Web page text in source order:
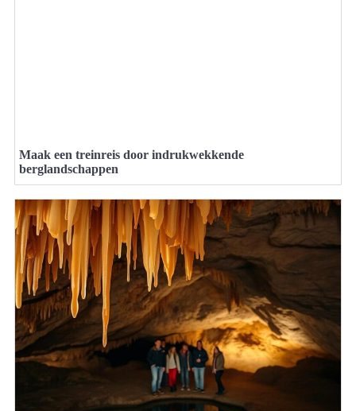
Maak een treinreis door indrukwekkende
berglandschappen